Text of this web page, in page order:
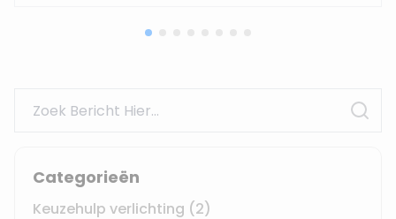
Categorieën
Keuzehulp verlichting (2)